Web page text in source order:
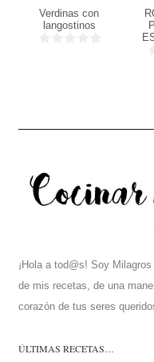
Verdinas con
langostinos
¡Hola a tod@s! Soy
de mis recetas, de una
corazón de tus seres
ÚLTIMAS RECETAS…